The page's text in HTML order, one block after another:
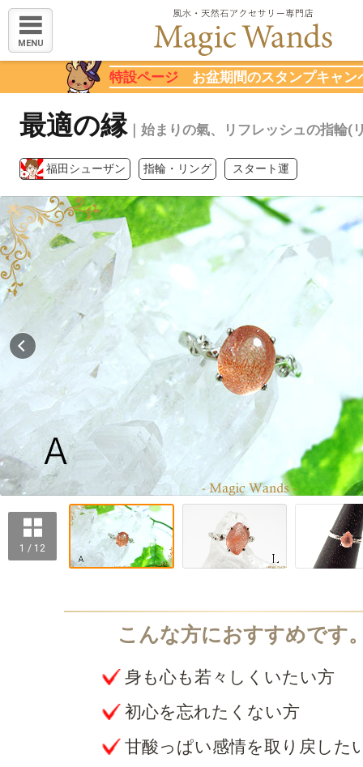
MENU
特設ページ お盆期間のスタンプキャン
最適の縁｜始まりの氣、リフレッシュの指輪(
福田シューザン 指輪・リング スタート運
1 / 12
身も心も若々しくいたい方
初心を忘れたくない方
甘酸っぱい感情を取り戻した